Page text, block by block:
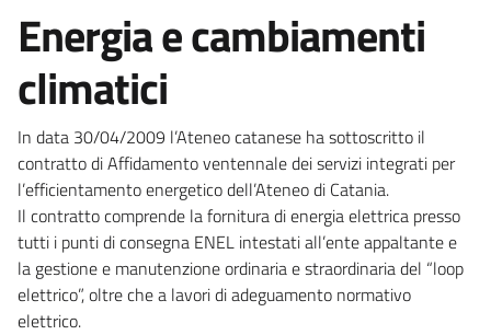
Energia e cambiamenti
climatici
In data 30/04/2009 l’Ateneo catanese ha sottoscritto il
contratto di Affidamento ventennale dei servizi integrati per
l’efficientamento energetico dell’Ateneo di Catania.
Il contratto comprende la fornitura di energia elettrica presso
tutti i punti di consegna ENEL intestati all’ente appaltante e
la gestione e manutenzione ordinaria e straordinaria del “loop
elettrico”, oltre che a lavori di adeguamento normativo
elettrico.